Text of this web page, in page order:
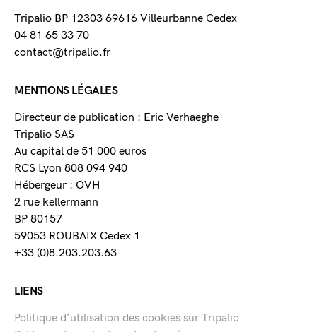
Tripalio BP 12303 69616 Villeurbanne Cedex
04 81 65 33 70
contact@tripalio.fr
MENTIONS LÉGALES
Directeur de publication : Eric Verhaeghe
Tripalio SAS
Au capital de 51 000 euros
RCS Lyon 808 094 940
Hébergeur : OVH
2 rue kellermann
BP 80157
59053 ROUBAIX Cedex 1
+33 (0)8.203.203.63
LIENS
Politique d’utilisation des cookies sur Tripalio